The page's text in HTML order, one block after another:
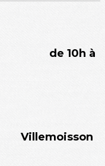
de 10h à
Villemoisson